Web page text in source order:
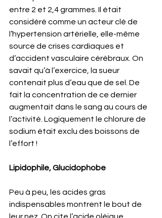
entre 2 et 2,4 grammes. Il était
considéré comme un acteur clé de
l’hypertension artérielle, elle-même
source de crises cardiaques et
d’accident vasculaire cérébraux. On
savait qu’à l’exercice, la sueur
contenait plus d’eau que de sel. De
fait la concentration de ce dernier
augmentait dans le sang au cours de
l’activité. Logiquement le chlorure de
sodium était exclu des boissons de
l’effort !
Lipidophile, Glucidophobe
Peu à peu, les acides gras
indispensables montrent le bout de
leur nez. On cite l’acide oléique